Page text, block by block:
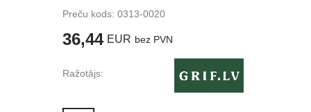
Preču kods: 0313-0020
36,44 EUR bez PVN
Ražotājs: